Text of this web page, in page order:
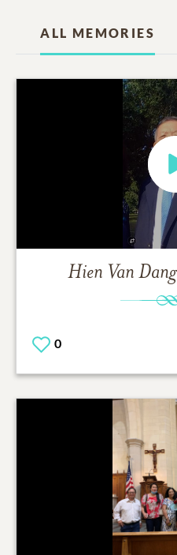
ALL MEMORIES
Hien Van Dang
0